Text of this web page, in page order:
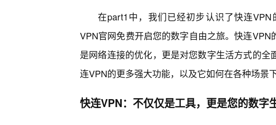
在part1中，我们已经初步认识了快连
VPN官网免费开启您的数字自由之旅。快连
是网络连接的优化，更是对您数字生活方式的
连VPN的更多强大功能，以及它如何在各种场景
快连VPN：不仅仅是工具，更是您的数字